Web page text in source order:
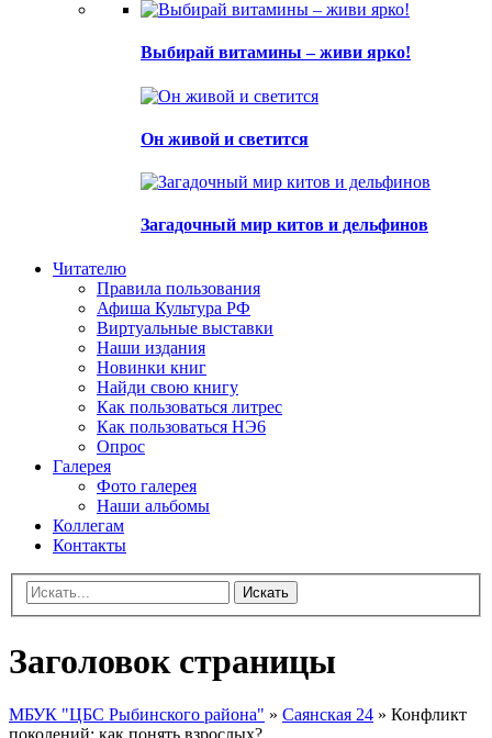
Выбирай витамины – живи ярко!
Он живой и светится
Загадочный мир китов и дельфинов
Читателю
Правила пользования
Афиша Культура РФ
Виртуальные выставки
Наши издания
Новинки книг
Найди свою книгу
Как пользоваться литрес
Как пользоваться НЭ6
Опрос
Галерея
Фото галерея
Наши альбомы
Коллегам
Контакты
Искать
Заголовок страницы
МБУК "ЦБС Рыбинского района" » Саянская 24 » Конфликт
поколений: как понять взрослых?